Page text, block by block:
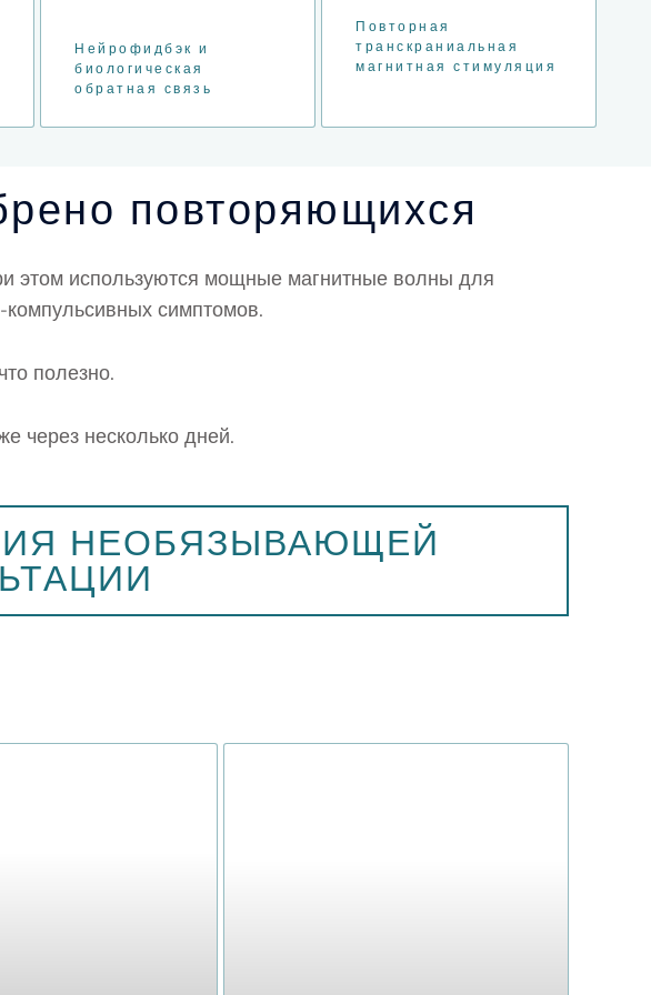
Нейрофидбэк и
биологическая
обратная связь
Повторная
транскраниальная
магнитная стимуляция
повторяющихся
этом используются мощные магнитные волны для
компульсивных симптомов.
полезно.
через несколько дней.
НЕОБЯЗЫВАЮЩЕЙ